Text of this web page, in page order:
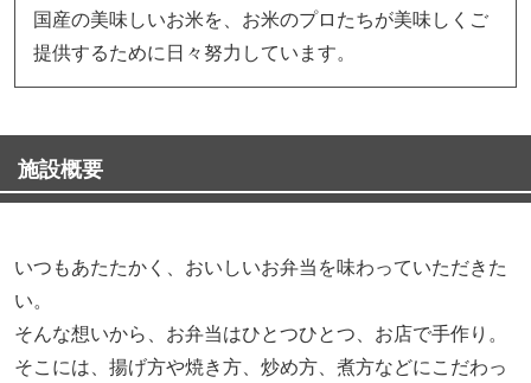
国産の美味しいお米を、お米のプロたちが美味しくご
提供するために日々努力しています。
施設概要
いつもあたたかく、おいしいお弁当を味わっていただきた
い。
そんな想いから、お弁当はひとつひとつ、お店で手作り。
そこには、揚げ方や焼き方、炒め方、煮方などにこだわっ